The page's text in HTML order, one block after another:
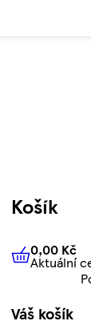
Košík
0,00 Kč
0,00 Kč
Aktuální
Váš košík